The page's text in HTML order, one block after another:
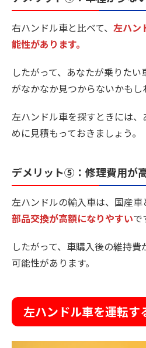
右ハンドル車と比べて、 左ハン
能性があります。
したがって、あなたが乗りた
がなかなか見つからないかもし
左ハンドル車を探すときには
めに見積もっておきましょう。
デメリット⑤：修理費用が
左ハンドルの輸入車は、国産車
部品交換が高額になりやすいで
したがって、車購入後の維持
可能性があります。
左ハンドル車を運転す